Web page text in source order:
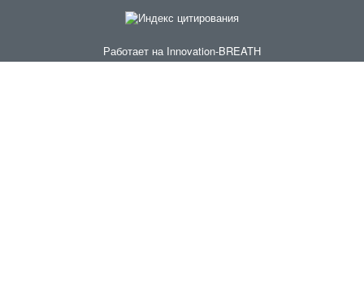
Работает на Innovation-BREATH